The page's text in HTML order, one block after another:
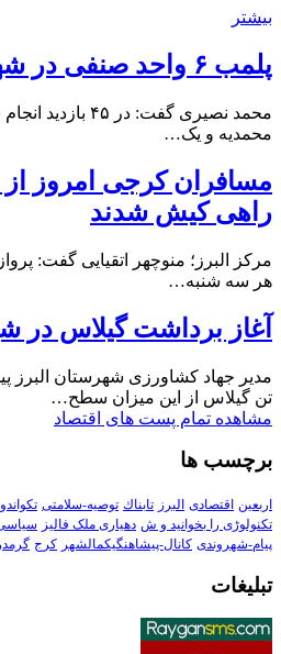
بیشتر
پلمب ۶ واحد صنفی در شهرستان البرز
محمدیه و یک…
مسافران کرجی امروز از
راهی کیش شدند
مرکز البرز؛ منوچهر اتقیایی گفت:
هر سه شنبه…
آغاز برداشت گیلاس در
تن گیلاس از این میزان سطح…
مشاهده تمام پست های اقتصاد
برچسب ها
اربعین اقتصادی البرز تابناك توصیه-سلامتی تکواندو
تکنولوڑی را بخوانید و ش دهیاری ملک فالیز
پیام-شهروندی کانال-پیشاهنگیکمالشهر کرج
تبلیغات